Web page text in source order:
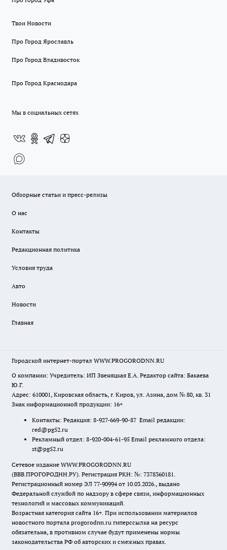
Твои Новости
Про Город Ярославль
Про Город Владивосток
Про Город Краснодара
Мы в социальных сетях
Обзорные статьи и пресс-релизы
О нас
Контакты
Редакционная политика
Условия труда
Авто
Новости
Главная
Городской интернет-портал WWW.PROGORODNN.RU
О компании: Учредитель: ИП Звеняцкая Е.А. Редактор сайта: Бакаева
Ю.Г.
Адрес: 610001, Кировская область, г. Киров, ул. Азина, дом № 80, кв. 31
Знак информационной продукции: 16+
Контакты: Редакция: 8-927-669-90-87 Email редакции:
red@pg52.ru
Рекламный отдел: 8-920-004-61-95 Email рекламного отдела:
st@pg52.ru
Сетевое издание WWW.PROGORODNN.RU
(ВВВ.ПРОГОРОДНН.РУ). Регистрация РКН: №: 7378360181.
Регистрационный номер ЭЛ 77-90994 от 10.03.2026., выдано
Федеральной службой по надзору в сфере связи, информационных
технологий и массовых коммуникаций.
Возрастная категория сайта 16+. При использовании материалов
новостного портала progorodnn.ru гиперссылка на ресурс
обязательна, в противном случае будут применены нормы
законодательства РФ об авторских и смежных правах.